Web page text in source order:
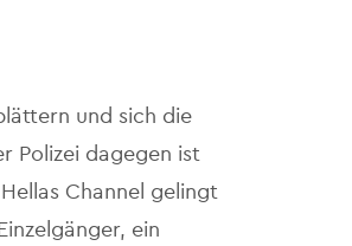
und sich die
Polizei dagegen ist
Channel gelingt
ein